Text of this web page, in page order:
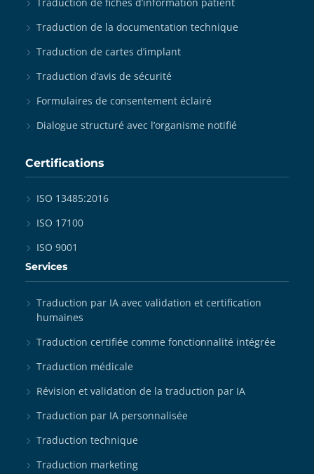
Traduction de la documentation technique
Traduction de cartes d’implant
Traduction d’avis de sécurité
Formulaires de consentement éclairé
Dialogue structuré avec l’organisme notifié
Certifications
ISO 13485:2016
ISO 17100
ISO 9001
Services
Traduction par IA avec validation et certification
humaines
Traduction certifiée comme fonctionnalité intégrée
Traduction médicale
Révision et validation de la traduction par IA
Traduction par IA personnalisée
Traduction technique
Traduction marketing